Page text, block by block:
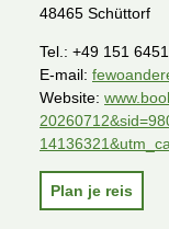
48465 Schüttorf
Tel.: +49 151
E-mail:
Website:
Plan je reis